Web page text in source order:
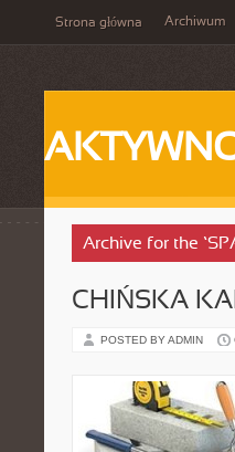
Strona główna Archiwum
Archive for the
CHIŃSKA
POSTED BY ADMIN